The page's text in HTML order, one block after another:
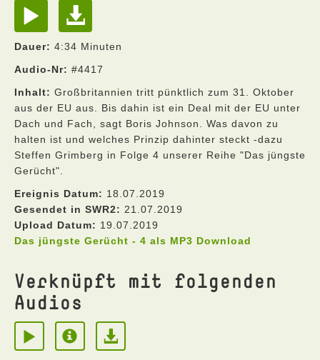
Dauer: 4:34 Minuten
Audio-Nr: #4417
Inhalt: Großbritannien tritt pünktlich zum 31. Oktober
aus der EU aus. Bis dahin ist ein Deal mit der EU unter
Dach und Fach, sagt Boris Johnson. Was davon zu
halten ist und welches Prinzip dahinter steckt -dazu
Steffen Grimberg in Folge 4 unserer Reihe "Das jüngste
Gerücht".
Ereignis Datum: 18.07.2019
Gesendet in SWR2: 21.07.2019
Upload Datum: 19.07.2019
Das jüngste Gerücht - 4 als MP3 Download
Verknüpft mit folgenden
Audios